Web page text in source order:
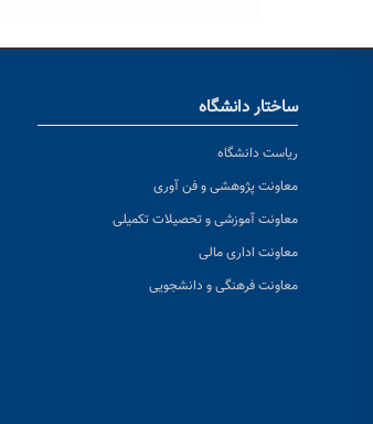
ساختار دانشگاه
ریاست دانشگاه
معاونت پژوهشی و فن آوری
معاونت آموزشی و تحصیلات تکمیلی
معاونت اداری مالی
معاونت فرهنگی و دانشجویی